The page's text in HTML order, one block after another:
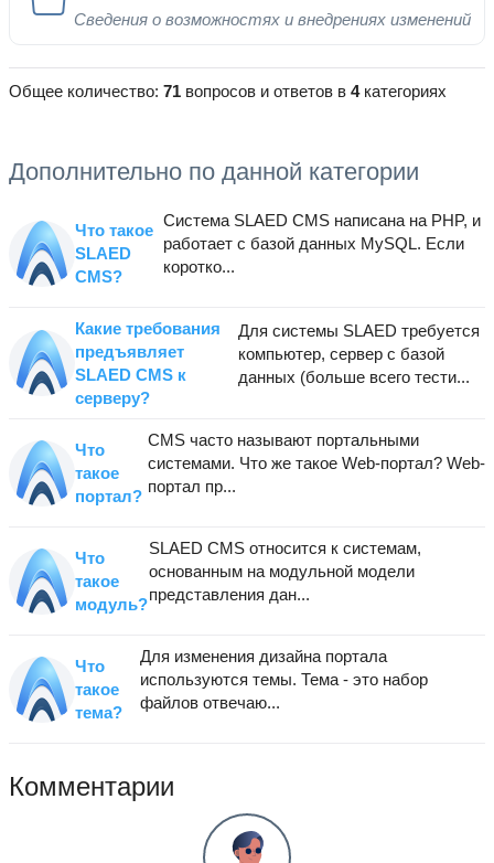
Сведения о возможностях и внедрениях изменений
Общее количество: 71 вопросов и ответов в 4категориях
Дополнительно по данной категории
Что такое
SLAED
CMS?
Система SLAED CMS написана на PHP, и
работает с базой данных MySQL. Если
коротко...
Какие требования
предъявляет
SLAED CMS к
серверу?
Для системы SLAED требуется
компьютер, сервер с базой
данных (больше всего тести...
Что
такое
портал?
CMS часто называют портальными
системами. Что же такое Web-портал? Web-
портал пр...
Что
такое
модуль?
SLAED CMS относится к системам,
основанным на модульной модели
представления дан...
Что
такое
тема?
Для изменения дизайна портала
используются темы. Тема - это набор
файлов отвечаю...
Комментарии